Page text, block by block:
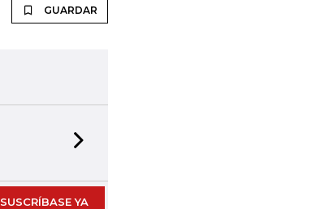
GUARDAR
SUSCRÍBASE YA